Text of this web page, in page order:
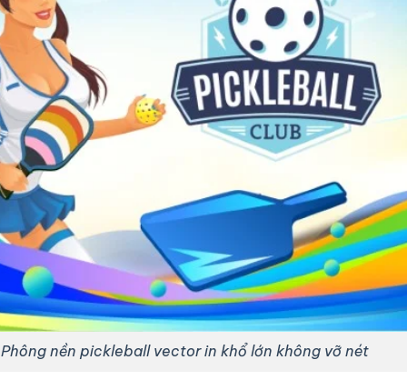
Phông nền pickleball vector in khổ lớn không vỡ nét